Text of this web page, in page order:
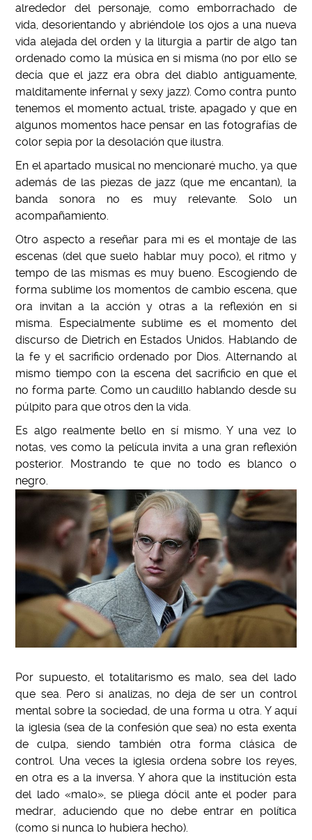
alrededor del personaje, como emborrachado de
vida, desorientando y abriéndole los ojos a una nueva
vida alejada del orden y la liturgia a partir de algo tan
ordenado como la música en si misma (no por ello se
decía que el jazz era obra del diablo antiguamente,
malditamente infernal y sexy jazz). Como contra punto
tenemos el momento actual, triste, apagado y que en
algunos momentos hace pensar en las fotografías de
color sepia por la desolación que ilustra.
En el apartado musical no mencionaré mucho, ya que
además de las piezas de jazz (que me encantan), la
banda sonora no es muy relevante. Solo un
acompañamiento.
Otro aspecto a reseñar para mi es el montaje de las
escenas (del que suelo hablar muy poco), el ritmo y
tempo de las mismas es muy bueno. Escogiendo de
forma sublime los momentos de cambio escena, que
ora invitan a la acción y otras a la reflexión en si
misma. Especialmente sublime es el momento del
discurso de Dietrich en Estados Unidos. Hablando de
la fe y el sacrificio ordenado por Dios. Alternando al
mismo tiempo con la escena del sacrificio en que el
no forma parte. Como un caudillo hablando desde su
púlpito para que otros den la vida.
Es algo realmente bello en sí mismo. Y una vez lo
notas, ves como la película invita a una gran reflexión
posterior. Mostrando te que no todo es blanco o
negro
Por supuesto, el totalitarismo es malo, sea del lado
que sea. Pero si analizas, no deja de ser un control
mental sobre la sociedad, de una forma u otra. Y aquí
la iglesia (sea de la confesión que sea) no esta exenta
de culpa, siendo también otra forma clásica de
control. Una veces la iglesia ordena sobre los reyes,
en otra es a la inversa. Y ahora que la institución esta
del lado «malo», se pliega dócil ante el poder para
medrar, aduciendo que no debe entrar en política
(como si nunca lo hubiera hecho).